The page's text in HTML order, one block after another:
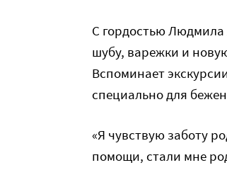
С гордостью Людмила
шубу, варежки и
Вспоминает
специально для
«Я чувствую заботу
помощи, стали мне